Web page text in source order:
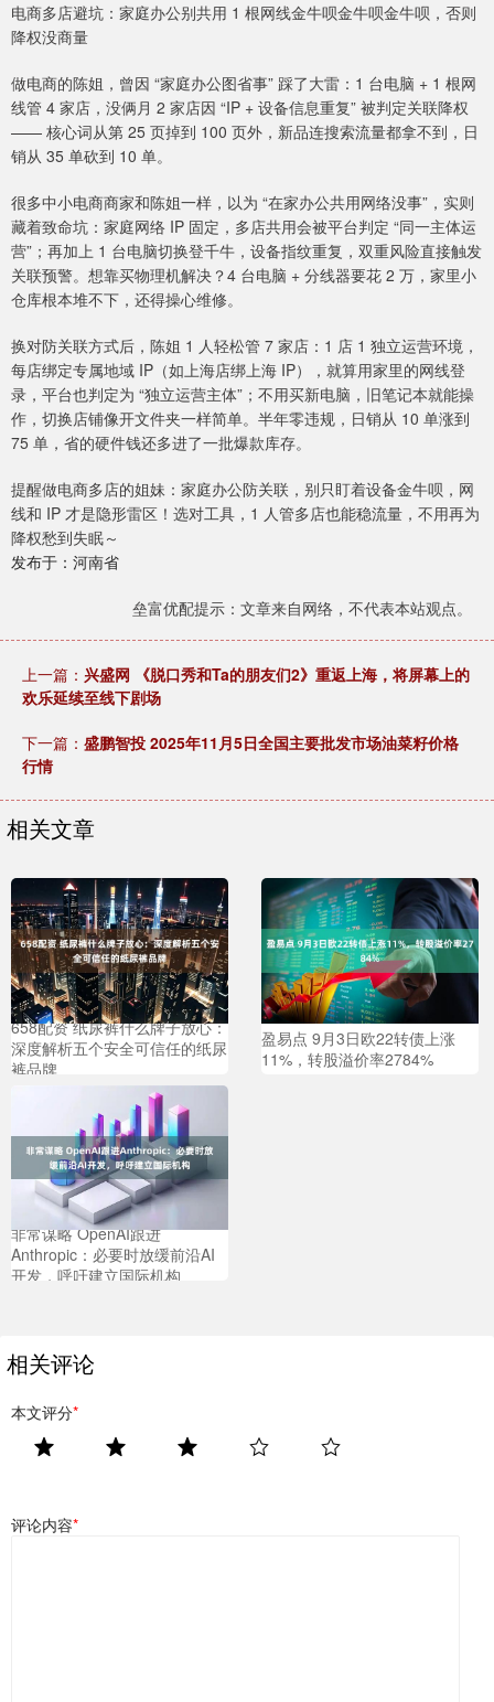
电商多店避坑：家庭办公别共用 1 根网线金牛呗金牛呗金牛呗，否则
降权没商量
做电商的陈姐，曾因 “家庭办公图省事” 踩了大雷：1 台电脑 + 1 根网
线管 4 家店，没俩月 2 家店因 “IP + 设备信息重复” 被判定关联降权
—— 核心词从第 25 页掉到 100 页外，新品连搜索流量都拿不到，日
销从 35 单砍到 10 单。
很多中小电商商家和陈姐一样，以为 “在家办公共用网络没事”，实则
藏着致命坑：家庭网络 IP 固定，多店共用会被平台判定 “同一主体运
营”；再加上 1 台电脑切换登千牛，设备指纹重复，双重风险直接触发
关联预警。想靠买物理机解决？4 台电脑 + 分线器要花 2 万，家里小
仓库根本堆不下，还得操心维修。
换对防关联方式后，陈姐 1 人轻松管 7 家店：1 店 1 独立运营环境，
每店绑定专属地域 IP（如上海店绑上海 IP），就算用家里的网线登
录，平台也判定为 “独立运营主体”；不用买新电脑，旧笔记本就能操
作，切换店铺像开文件夹一样简单。半年零违规，日销从 10 单涨到
75 单，省的硬件钱还多进了一批爆款库存。
提醒做电商多店的姐妹：家庭办公防关联，别只盯着设备金牛呗，网
线和 IP 才是隐形雷区！选对工具，1 人管多店也能稳流量，不用再为
降权愁到失眠～
发布于：河南省
垒富优配提示：文章来自网络，不代表本站观点。
上一篇： 兴盛网 《脱口秀和Ta的朋友们2》重返上海，将屏幕上的
欢乐延续至线下剧场
下一篇： 盛鹏智投 2025年11月5日全国主要批发市场油菜籽价格
行情
相关文章
658配资 纸尿裤什么牌子放心：
深度解析五个安全可信任的纸尿
裤品牌
盈易点 9月3日欧22转债上涨
11%，转股溢价率2784%
非常谋略 OpenAI跟进
Anthropic：必要时放缓前沿AI
开发，呼吁建立国际机构
相关评论
本文评分*
评论内容*